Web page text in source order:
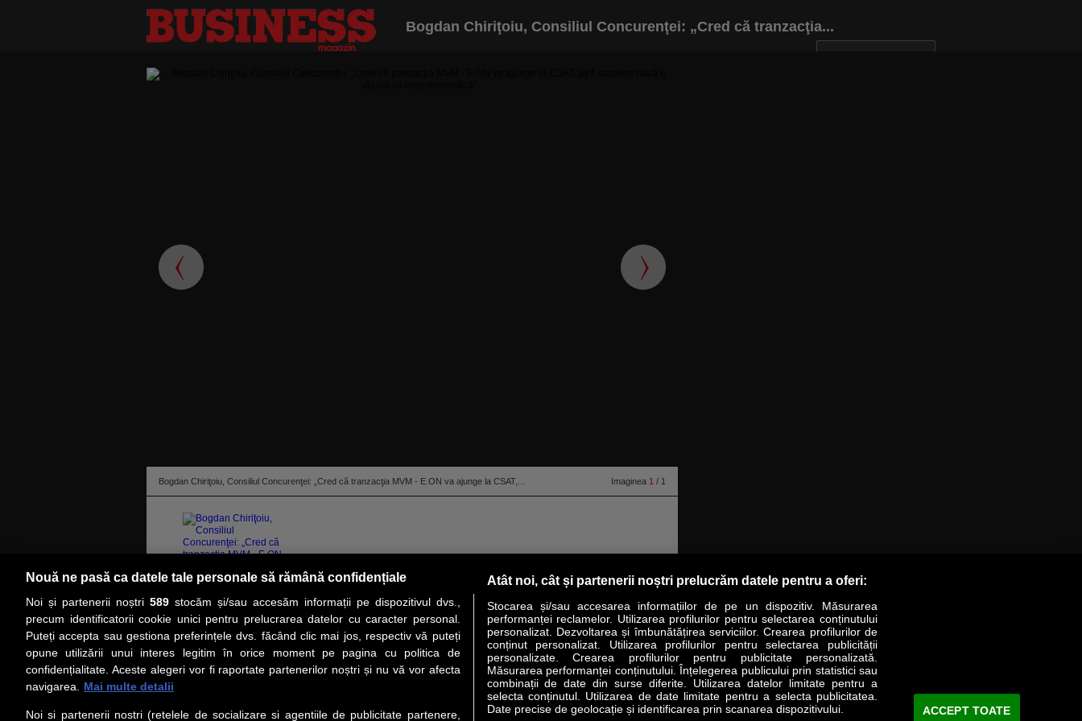
Bogdan Chiriţoiu, Consiliul Concurenţei: „Cred că tranzacţia...
Bogdan Chiriţoiu, Consiliul Concurenţei: „Cred că tranzacţia MVM - E.ON va ajunge la CSAT,... Imaginea 1 / 1
citeşte toată ştirea
PRIMA PAGINĂ COVER STORY LIDERI ANALIZE HI-TECH MEET THE CEO LIFESTYLE SPECIAL OPINII
Social Servicii Revista Business Magazin
Nouă ne pasă ca datele tale personale să rămână confidențiale
Noi și partenerii noștri 589stocăm și/sau accesăm informații pe dispozitivul dvs.,
precum identificatorii cookie unici pentru prelucrarea datelor cu caracter personal.
Puteți accepta sau gestiona preferințele dvs. făcând clic mai jos, respectiv vă puteți
opune utilizării unui interes legitim în orice moment pe pagina cu politica de
confidențialitate. Aceste alegeri vor fi raportate partenerilor noștri și nu vă vor afecta
navigarea.
Mai multe detalii
Noi si partenerii nostri (retelele de socializare si agentiile de publicitate partenere,
Atât noi, cât și partenerii noștri prelucrăm datele pentru a oferi:
Stocarea și/sau accesarea informațiilor de pe un dispozitiv. Măsurarea
performanței reclamelor. Utilizarea profilurilor pentru selectarea conținutului
personalizat. Dezvoltarea și îmbunătățirea serviciilor. Crearea profilurilor de
conținut personalizat. Utilizarea profilurilor pentru selectarea publicității
personalizate. Crearea profilurilor pentru publicitate personalizată.
Măsurarea performanței conținutului. Înțelegerea publicului prin statistici sau
combinații de date din surse diferite. Utilizarea datelor limitate pentru a
selecta conținutul. Utilizarea de date limitate pentru a selecta publicitatea.
Date precise de geolocație și identificarea prin scanarea dispozitivului.
ACCEPT TOATE